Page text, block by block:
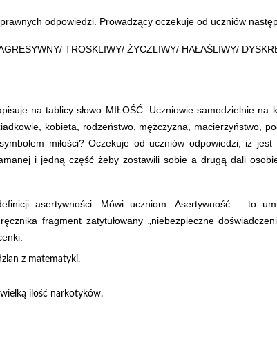
odpowiedzi. Prowadzący oczekuje od uczniów
TROSKLIWY/ ŻYCZLIWY/ HAŁAŚLIWY/
na tablicy słowo MIŁOŚĆ. Uczniowie samodzielnie na
kobieta, rodzeństwo, mężczyzna, macierzyństwo,
miłości? Oczekuje od uczniów odpowiedzi, iż jest
i jedną część żeby zostawili sobie a drugą dali
asertywności. Mówi uczniom: Asertywność – to
fragment zatytułowany „niebezpieczne
z matematyki.
ilość narkotyków.